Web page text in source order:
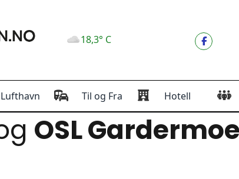
18,3° C
Til og Fra Hotell
OSL